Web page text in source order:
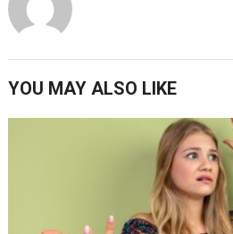
YOU MAY ALSO LIKE